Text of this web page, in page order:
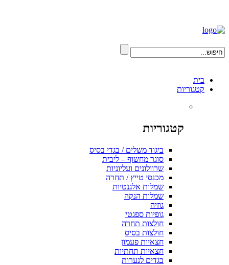
בית
קטגוריות
קטגוריות
ביגוד משלים / בגדי בסיס
סוגר מחשוף – ליבית
שרוולונים ועליוניות
מכנסי טייץ / תחרה
שמלות אלגנטיות
שמלות הנקה
גוזיה
גופיות ספגטי
חולצות תחרה
חולצות בסיס
חצאיות פעמון
חצאיות תחתיות
בגדים לנערות